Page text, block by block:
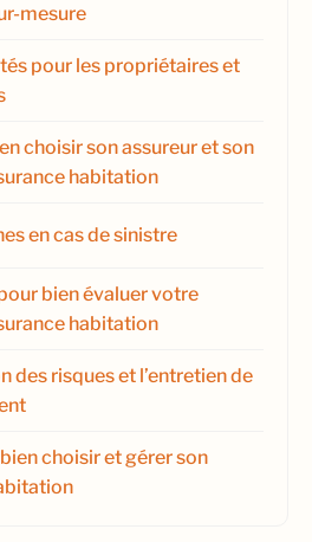
mesure
pour les propriétaires et
choisir son assureur et son
habitation
en cas de sinistre
bien évaluer votre
habitation
des risques et l’entretien de
choisir et gérer son